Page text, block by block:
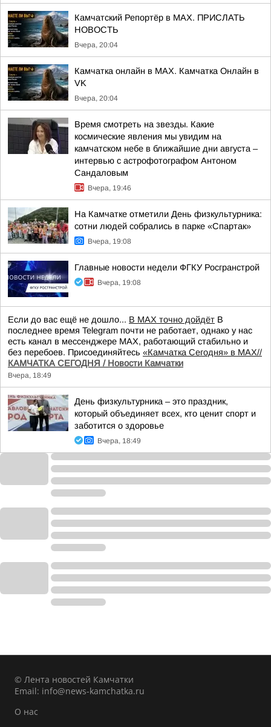
Камчатский Репортёр в MAX. ПРИСЛАТЬ
НОВОСТЬ
Вчера, 20:04
Камчатка онлайн в MAX. Камчатка Онлайн в
VK
Вчера, 20:04
Время смотреть на звезды. Какие
космические явления мы увидим на
камчатском небе в ближайшие дни августа –
интервью с астрофотографом Антоном
Сандаловым
Вчера, 19:46
На Камчатке отметили День физкультурника:
сотни людей собрались в парке «Спартак»
Вчера, 19:08
Главные новости недели ФГКУ Росгранстрой
Вчера, 19:08
Если до вас ещё не дошло... В MAX точно дойдёт В
последнее время Telegram почти не работает, однако у нас
есть канал в мессенджере MAX, работающий стабильно и
без перебоев. Присоединяйтесь «Камчатка Сегодня» в MAX//
КАМЧАТКА СЕГОДНЯ / Новости Камчатки
Вчера, 18:49
День физкультурника – это праздник,
который объединяет всех, кто ценит спорт и
заботится о здоровье
Вчера, 18:49
© Лента новостей Камчатки
Email: info@news-kamchatka.ru
О нас